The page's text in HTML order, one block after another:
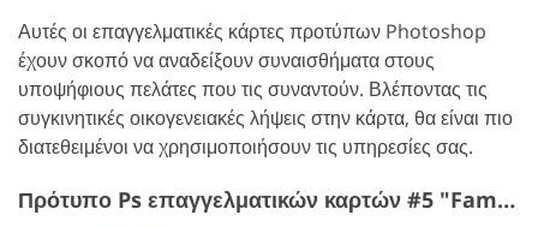
Αυτές οι επαγγελματικές κάρτες προτύπων Photoshop
έχουν σκοπό να αναδείξουν συναισθήματα στους
υποψήφιους πελάτες που τις συναντούν. Βλέποντας τις
συγκινητικές οικογενειακές λήψεις στην κάρτα, θα είναι πιο
διατεθειμένοι να χρησιμοποιήσουν τις υπηρεσίες σας.
Πρότυπο Ps επαγγελματικών καρτών #5 "Family Bonds"